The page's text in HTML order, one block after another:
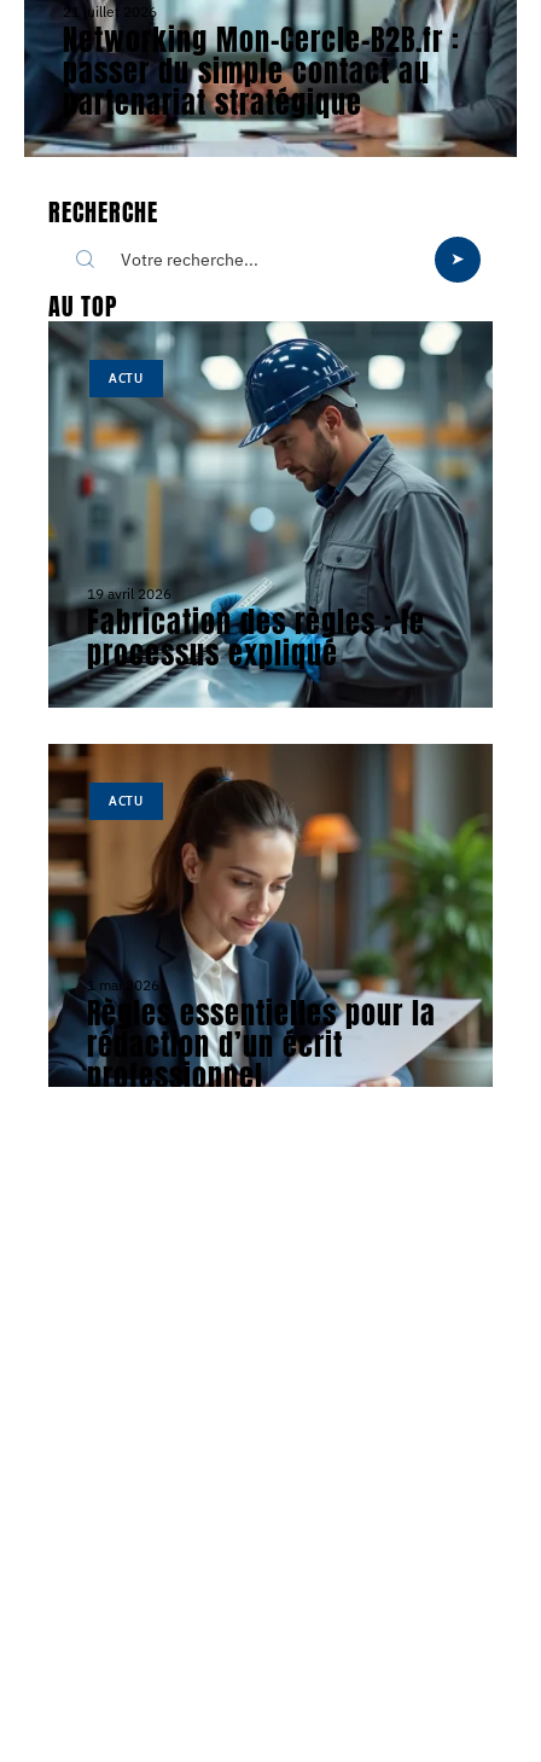
21 juillet 2026
Networking Mon-Cercle-B2B.fr :
passer du simple contact au
partenariat stratégique
RECHERCHE
AU TOP
ACTU
19 avril 2026
Fabrication des règles : le
processus expliqué
ACTU
1 mai 2026
Règles essentielles pour la
rédaction d’un écrit
professionnel